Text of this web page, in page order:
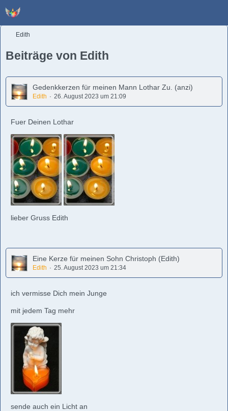
Edith
Beiträge von Edith
Gedenkkerzen für meinen Mann Lothar Zu. (anzi)
Edith 26. August 2023 um 21:09
Fuer Deinen Lothar
lieber Gruss Edith
Eine Kerze für meinen Sohn Christoph (Edith)
Edith 25. August 2023 um 21:34
ich vermisse Dich mein Junge
mit jedem Tag mehr
sende auch ein Licht an